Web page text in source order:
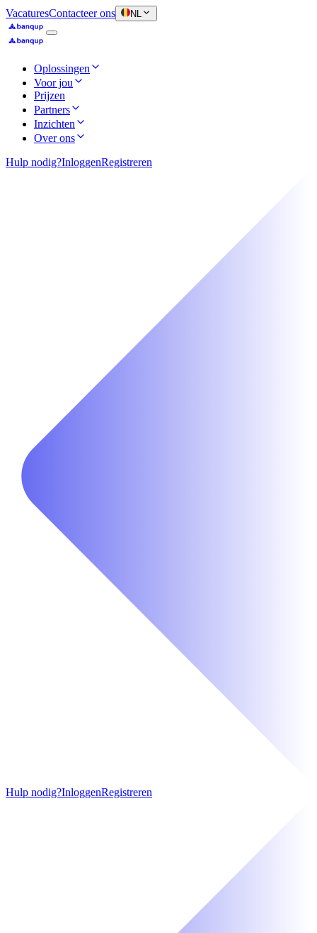
VacaturesContacteer ons NL
Oplossingen
Voor jou
Prijzen
Partners
Inzichten
Over ons
Hulp nodig?InloggenRegistreren
Hulp nodig?InloggenRegistreren